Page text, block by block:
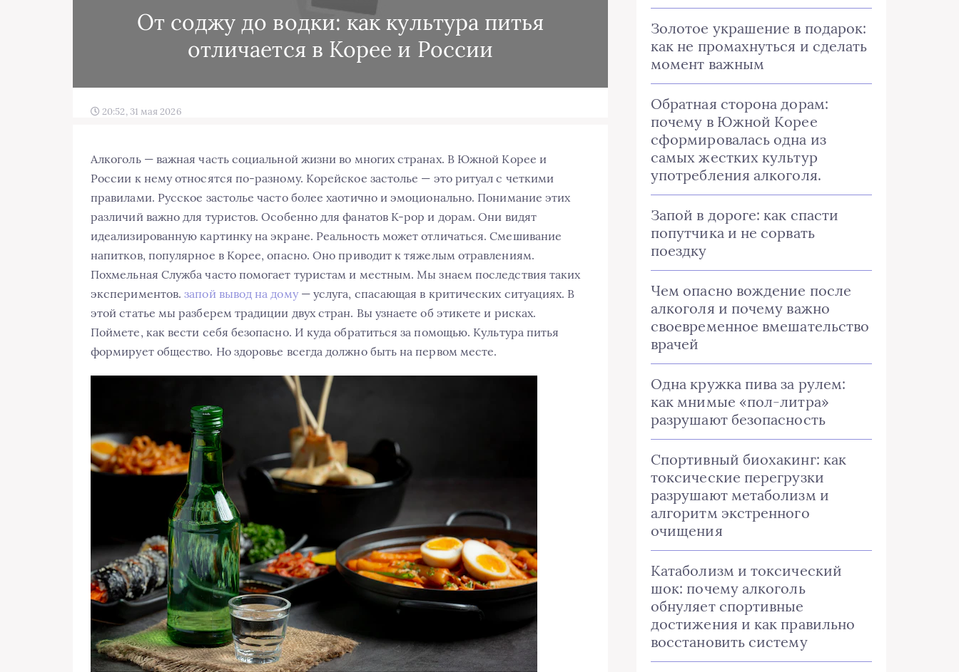
От соджу до водки: как культура питья
отличается в Корее и России
20:52, 31 мая 2026
Алкоголь — важная часть социальной жизни во многих странах. В Южной Корее и
России к нему относятся по-разному. Корейское застолье — это ритуал с четкими
правилами. Русское застолье часто более хаотично и эмоционально. Понимание этих
различий важно для туристов. Особенно для фанатов K-pop и дорам. Они видят
идеализированную картинку на экране. Реальность может отличаться. Смешивание
напитков, популярное в Корее, опасно. Оно приводит к тяжелым отравлениям.
Похмельная Служба часто помогает туристам и местным. Мы знаем последствия таких
экспериментов.запой вывод на дому— услуга, спасающая в критических ситуациях. В
этой статье мы разберем традиции двух стран. Вы узнаете об этикете и рисках.
Поймете, как вести себя безопасно. И куда обратиться за помощью. Культура питья
формирует общество. Но здоровье всегда должно быть на первом месте.
Золотое украшение в подарок:
как не промахнуться и сделать
момент важным
Обратная сторона дорам:
почему в Южной Корее
сформировалась одна из
самых жестких культур
употребления алкоголя.
Запой в дороге: как спасти
попутчика и не сорвать
поездку
Чем опасно вождение после
алкоголя и почему важно
своевременное вмешательство
врачей
Одна кружка пива за рулем:
как мнимые «пол-литра»
разрушают безопасность
Спортивный биохакинг: как
токсические перегрузки
разрушают метаболизм и
алгоритм экстренного
очищения
Катаболизм и токсический
шок: почему алкоголь
обнуляет спортивные
достижения и как правильно
восстановить систему